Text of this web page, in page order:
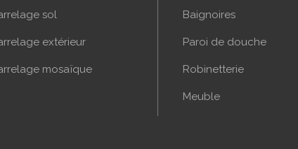
sol
extérieur
mosaïque
Baignoires
Paroi de douche
Robinetterie
Meuble